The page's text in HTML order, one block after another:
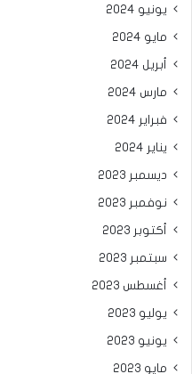
يونيو 2024
مايو 2024
أبريل 2024
مارس 2024
فبراير 2024
يناير 2024
ديسمبر 2023
نوفمبر 2023
أكتوبر 2023
سبتمبر 2023
أغسطس 2023
يوليو 2023
يونيو 2023
مايو 2023